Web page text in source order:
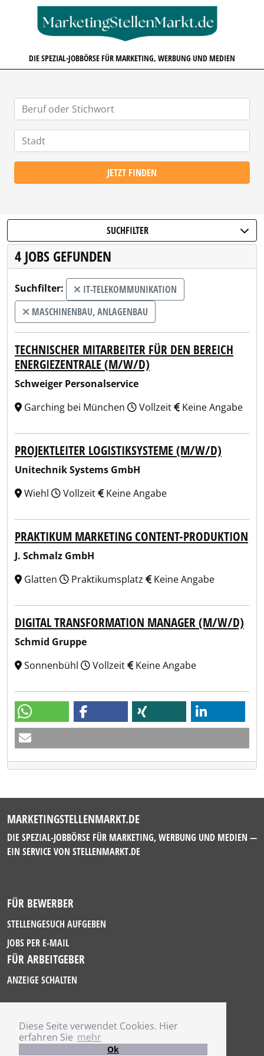
Diese Seite verwendet Cookies. Hier
erfahren Sie mehr
Ok
DIE SPEZIAL-JOBBÖRSE FÜR MARKETING, WERBUNG UND MEDIEN
JETZT FINDEN
SUCHFILTER
4 JOBS GEFUNDEN
Suchfilter:
IT-TELEKOMMUNIKATION
MASCHINENBAU, ANLAGENBAU
TECHNISCHER MITARBEITER FÜR DEN BEREICH
ENERGIEZENTRALE (M/W/D)
Schweiger Personalservice
Garching bei München
Vollzeit Keine Angabe
PROJEKTLEITER LOGISTIKSYSTEME (M/W/D)
Unitechnik Systems GmbH
Wiehl
Vollzeit Keine Angabe
PRAKTIKUM MARKETING CONTENT-PRODUKTION
J. Schmalz GmbH
Glatten
Praktikumsplatz Keine Angabe
DIGITAL TRANSFORMATION MANAGER (M/W/D)
Schmid Gruppe
Sonnenbühl
Vollzeit Keine Angabe
MARKETINGSTELLENMARKT.DE
DIE SPEZIAL-JOBBÖRSE FÜR MARKETING, WERBUNG UND MEDIEN —
EIN SERVICE VON STELLENMARKT.DE
FÜR BEWERBER
STELLENGESUCH AUFGEBEN
JOBS PER E-MAIL
FÜR ARBEITGEBER
ANZEIGE SCHALTEN
IMPRESSUM
DATENSCHUTZ